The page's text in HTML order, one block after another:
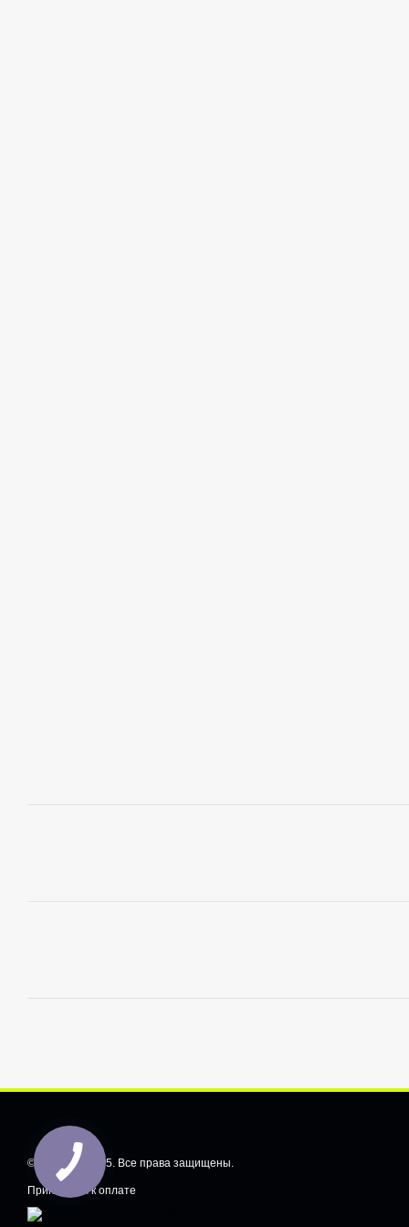
© CarShiftt, 2025. Все права защищены.
Принимаем к оплате